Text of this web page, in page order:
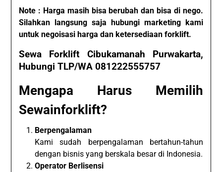
Note : Harga masih bisa berubah dan bisa di nego.
Silahkan langsung saja hubungi marketing kami
untuk negoisasi harga dan ketersediaan forklift.
Sewa Forklift Cibukamanah Purwakarta,
Hubungi TLP/WA 081222555757
Mengapa Harus Memilih
Sewainforklift?
Berpengalaman
Kami sudah berpengalaman bertahun-tahun
dengan bisnis yang berskala besar di Indonesia.
Operator Berlisensi